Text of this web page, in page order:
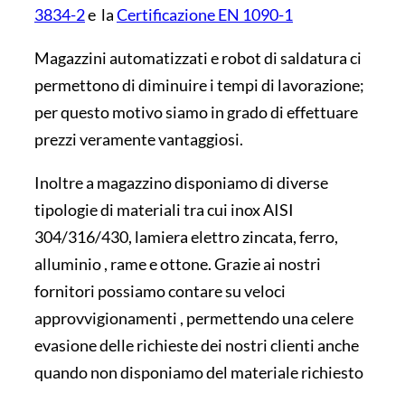
3834-2e laCertificazione EN 1090-1
Magazzini automatizzati e robot di saldatura ci
permettono di diminuire i tempi di lavorazione;
per questo motivo siamo in grado di effettuare
prezzi veramente vantaggiosi.
Inoltre a magazzino disponiamo di diverse
tipologie di materiali tra cui inox AISI
304/316/430, lamiera elettro zincata, ferro,
alluminio , rame e ottone. Grazie ai nostri
fornitori possiamo contare su veloci
approvvigionamenti , permettendo una celere
evasione delle richieste dei nostri clienti anche
quando non disponiamo del materiale richiesto